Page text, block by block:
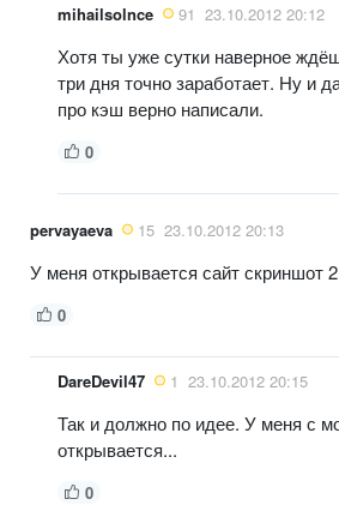
mihailsolnce 91 23.10.2012 20:12
Хотя ты уже сутки наверное
три дня точно заработает. Ну и
про кэш верно написали.
0
pervayaeva 15 23.10.2012 20:13
У меня открывается сайт скриншот 2
0
DareDevil47 1 23.10.2012 20:15
Так и должно по идее. У меня с
открывается...
0